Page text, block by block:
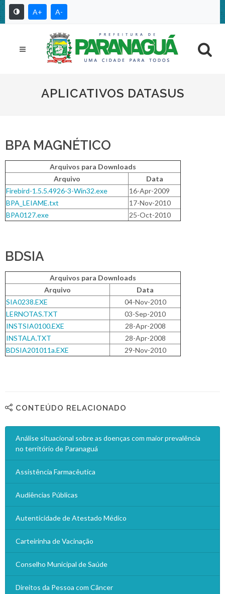
A+ A-
APLICATIVOS DATASUS
BPA MAGNÉTICO
Arquivos para Downloads
Arquivo
Data
Firebird-1.5.5.4926-3-Win32.exe
16-Apr-2009
BPA_LEIAME.txt
17-Nov-2010
BPA0127.exe
25-Oct-2010
BDSIA
Arquivos para Downloads
Arquivo
Data
SIA0238.EXE
04-Nov-2010
LERNOTAS.TXT
03-Sep-2010
INSTSIA0100.EXE
28-Apr-2008
INSTALA.TXT
28-Apr-2008
BDSIA201011a.EXE
29-Nov-2010
CONTEÚDO RELACIONADO
Análise situacional sobre as doenças com maior prevalência
no território de Paranaguá
Assistência Farmacêutica
Audiências Públicas
Autenticidade de Atestado Médico
Carteirinha de Vacinação
Conselho Municipal de Saúde
Direitos da Pessoa com Câncer